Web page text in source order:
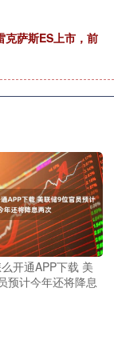
克萨斯ES上市，前
开通APP下载 美
预计今年还将降息